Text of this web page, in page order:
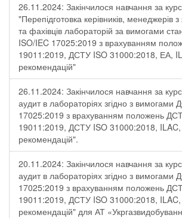
26.11.2024: Закінчилося навчання за
"Перепідготовка керівників, менеджерів з
та фахівців лабораторій за вимогами
ISO/IEC 17025:2019 з врахуванням
19011:2019, ДСТУ ISO 31000:2018, ЕА,
рекомендацій"
26.11.2024: Закінчилося навчання за
аудит в лабораторіях згідно з
17025:2019 з врахуванням положень
19011:2019, ДСТУ ISO 31000:2018, ILAC,
рекомендацій".
20.11.2024: Закінчилося навчання за
аудит в лабораторіях згідно з
17025:2019 з врахуванням положень
19011:2019, ДСТУ ISO 31000:2018, ILAC,
рекомендацій" для АТ